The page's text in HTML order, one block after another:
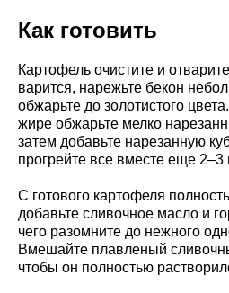
Как готовить
Картофель очистите и
варится, нарежьте бекон
обжарьте до золотистого
жире обжарьте мелко
затем добавьте нарезанную
прогрейте все вместе еще 2–3
С готового картофеля
добавьте сливочное масло и
чего разомните до нежного
Вмешайте плавленый
чтобы он полностью